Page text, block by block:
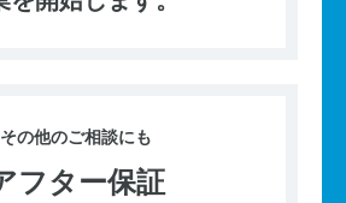
その他のご相談にも
フター保証